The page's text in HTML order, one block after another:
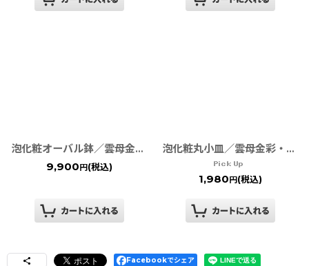
泡化粧オーバル鉢／雲母金彩・銀彩・黒彩 TWFテーブルウェアフェスティバル
9,900 円(税込)
泡化粧丸小皿／雲母金彩・銀彩・黒彩 TWFテーブルウェアフェスティバル
1,980 円(税込)
Facebookでシェア